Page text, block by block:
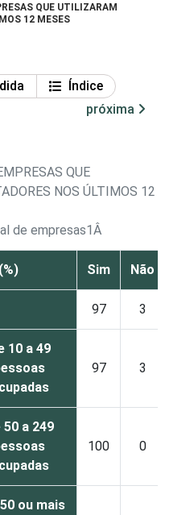
QUE UTILIZARAM
12 MESES
Índice
próxima
QUE
NOS ÚLTIMOS 12
de empresas1Â
Sim Não
97 3
10 a 49
97 3
50 a 249
100 0
ou mais